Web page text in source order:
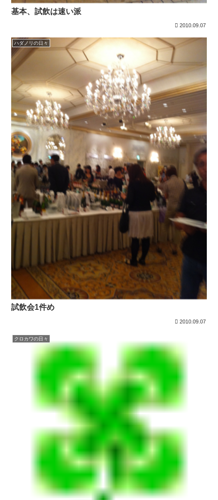
基本、試飲は速い派
2010.09.07
ハダノリの日々
試飲会1件め
2010.09.07
クロカワの日々